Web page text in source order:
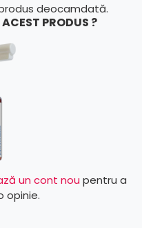
deocamdată.
PRODUS ?
un cont nou pentru a
opinie.